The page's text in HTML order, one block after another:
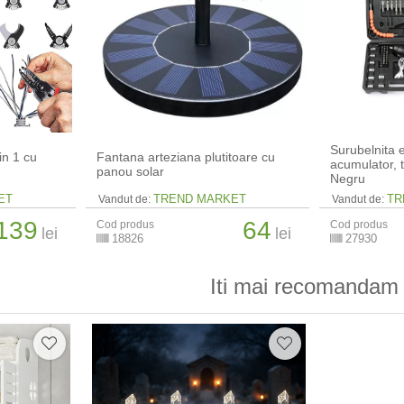
1 cu
lei
Fantana arteziana plutitoare cu
panou solar
Vandut de: TREND MARKET
Cod produs
18826 64 lei
Surubelnita
acumulator,
Negru
Vandut de:
Cod produs
27930
Iti mai recomandam